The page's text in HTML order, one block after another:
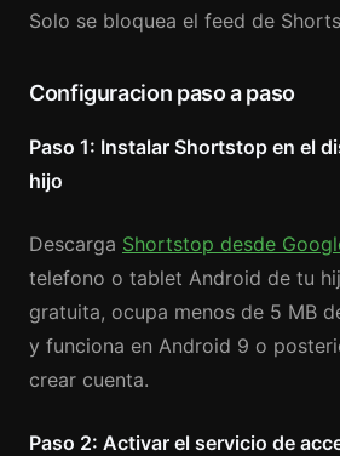
Solo se bloquea el feed de
Configuracion paso a paso
Paso 1: Instalar Shortstop en el
hijo
Descarga Shortstop desde
telefono o tablet Android de tu
gratuita, ocupa menos de 5 MB
y funciona en Android 9 o
crear cuenta.
Paso 2: Activar el servicio de